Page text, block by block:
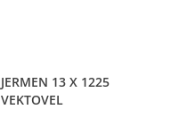
JERMEN 13 X 1225
VEKTOVEL